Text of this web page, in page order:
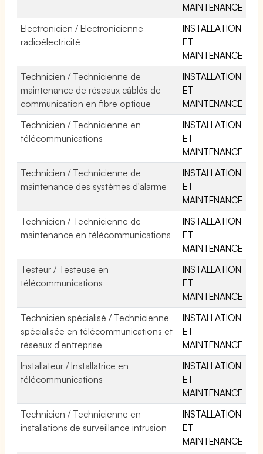
MAINTENANCE
Electronicien / Electronicienne
radioélectricité
INSTALLATION
ET
MAINTENANCE
Technicien / Technicienne de
maintenance de réseaux câblés de
communication en fibre optique
INSTALLATION
ET
MAINTENANCE
Technicien / Technicienne en
télécommunications
INSTALLATION
ET
MAINTENANCE
Technicien / Technicienne de
maintenance des systèmes d'alarme
INSTALLATION
ET
MAINTENANCE
Technicien / Technicienne de
maintenance en télécommunications
INSTALLATION
ET
MAINTENANCE
Testeur / Testeuse en
télécommunications
INSTALLATION
ET
MAINTENANCE
Technicien spécialisé / Technicienne
spécialisée en télécommunications et
réseaux d'entreprise
INSTALLATION
ET
MAINTENANCE
Installateur / Installatrice en
télécommunications
INSTALLATION
ET
MAINTENANCE
Technicien / Technicienne en
installations de surveillance intrusion
INSTALLATION
ET
MAINTENANCE